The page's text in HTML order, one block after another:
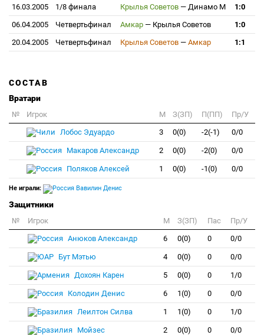
16.03.2005
1/8 финала Крылья Советов — Динамо М
1:0
06.04.2005
Четвертьфинал Амкар — Крылья Советов
1:0
20.04.2005
Четвертьфинал Крылья Советов — Амкар 1:1
СОСТАВ
Вратари
№ Игрок M З(ЗП) П(ПП)
Пр/У
Лобос Эдуардо
3 0(0) -2(-1) 0/0
Макаров Александр 2 0(0) -2(0) 0/0
Поляков Алексей 1 0(0) -1(0) 0/0
Не играли: Вавилин Денис
Защитники
№ Игрок M З(ЗП) Пас
Пр/У
Анюков Александр
6 0(0) 0 0/0
Бут Мэтью 4 0(0) 0 0/0
Дохоян Карен 5 0(0) 0 1/0
Колодин Денис 6 1(0) 0 0/0
Леилтон Силва 1 1(0) 0 1/0
Мойзес 2 0(0) 0 0/0